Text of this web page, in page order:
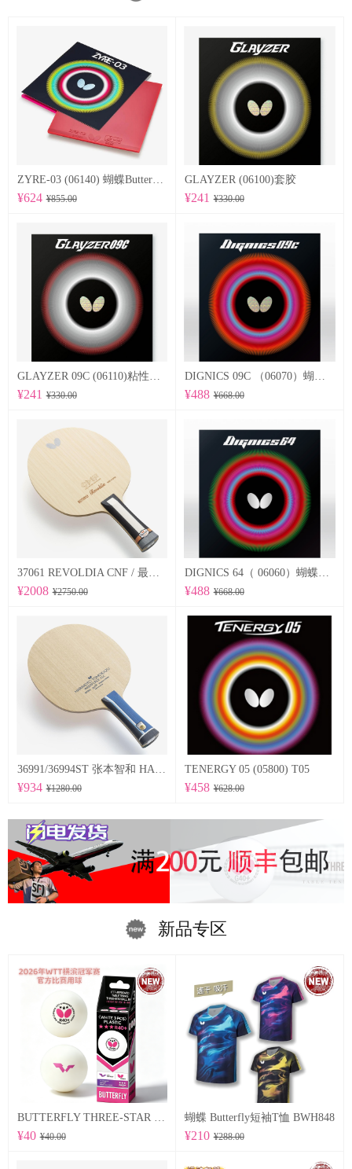
ZYRE-03 (06140) 蝴蝶Butterfly 专业反胶套胶
¥624 ¥855.00
GLAYZER (06100)套胶
¥241 ¥330.00
¥241 ¥330.00 ¥488 ¥668.00
¥2008 ¥2750.00 ¥488 ¥668.00
¥934 ¥1280.00
TENERGY 05 (05800) T05
¥458 ¥628.00
新品专区
¥40 ¥40.00
蝴蝶 Butterfly短袖T恤 BWH848
¥210 ¥288.00